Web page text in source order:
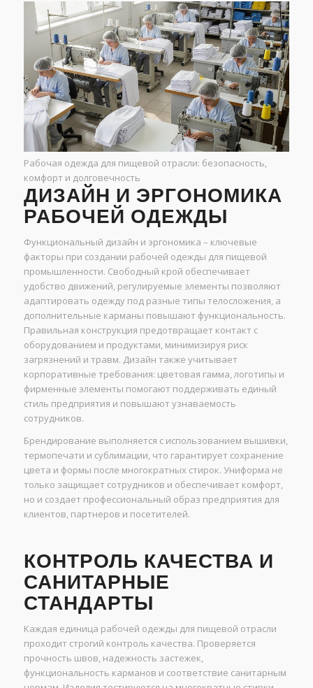
Рабочая одежда для пищевой отрасли: безопасность,
комфорт и долговечность
ДИЗАЙН И ЭРГОНОМИКА
РАБОЧЕЙ ОДЕЖДЫ
Функциональный дизайн и эргономика – ключевые
факторы при создании рабочей одежды для пищевой
промышленности. Свободный крой обеспечивает
удобство движений, регулируемые элементы позволяют
адаптировать одежду под разные типы телосложения, а
дополнительные карманы повышают функциональность.
Правильная конструкция предотвращает контакт с
оборудованием и продуктами, минимизируя риск
загрязнений и травм. Дизайн также учитывает
корпоративные требования: цветовая гамма, логотипы и
фирменные элементы помогают поддерживать единый
стиль предприятия и повышают узнаваемость
сотрудников.
Брендирование выполняется с использованием вышивки,
термопечати и сублимации, что гарантирует сохранение
цвета и формы после многократных стирок. Униформа не
только защищает сотрудников и обеспечивает комфорт,
но и создает профессиональный образ предприятия для
клиентов, партнеров и посетителей.
КОНТРОЛЬ КАЧЕСТВА И
САНИТАРНЫЕ
СТАНДАРТЫ
Каждая единица рабочей одежды для пищевой отрасли
проходит строгий контроль качества. Проверяется
прочность швов, надежность застежек,
функциональность карманов и соответствие санитарным